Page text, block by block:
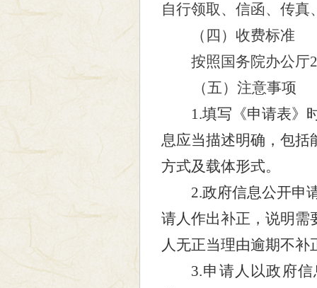
自行领取、信函、传
（四）收费标准
按照国务院办公厅
（五）注意事项
1.填写《申请表》
息应当描述明确，包括
方式及载体形式。
2.政府信息公开申请
请人作出补正，说明需
人无正当理由逾期不
3.申请人以政府